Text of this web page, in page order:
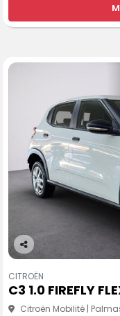
Co
pa
rtil
he
CITROËN
C3 1.0 FIREFLY
Citroën Mobilité |